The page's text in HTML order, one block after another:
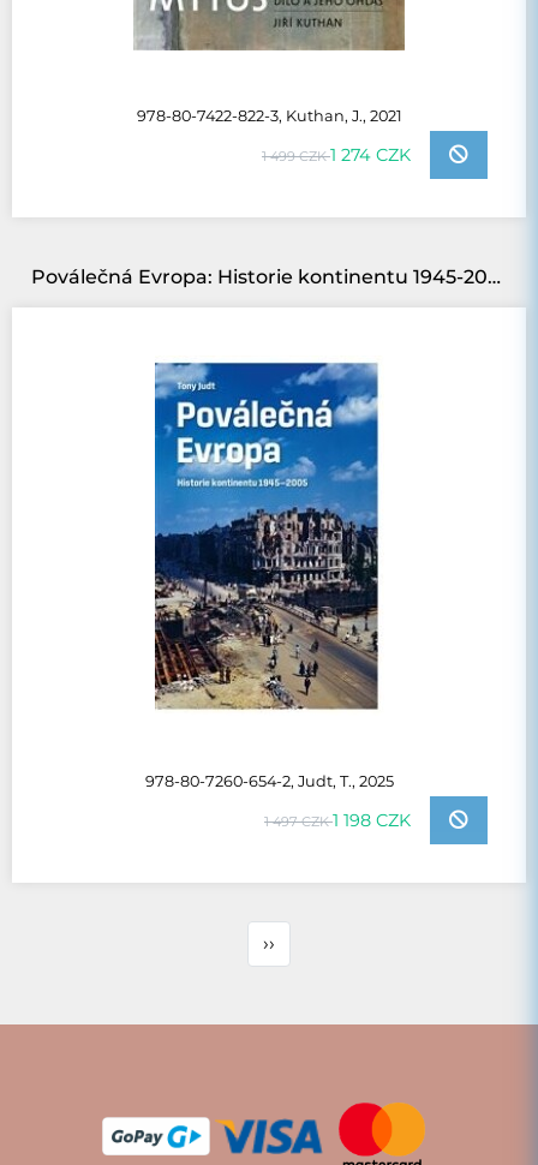
978-80-7422-822-3, Kuthan, J., 2021
1 499 CZK1 274 CZK
Poválečná Evropa: Historie kontinentu 1945-2005
978-80-7260-654-2, Judt, T., 2025
1 497 CZK1 198 CZK
››